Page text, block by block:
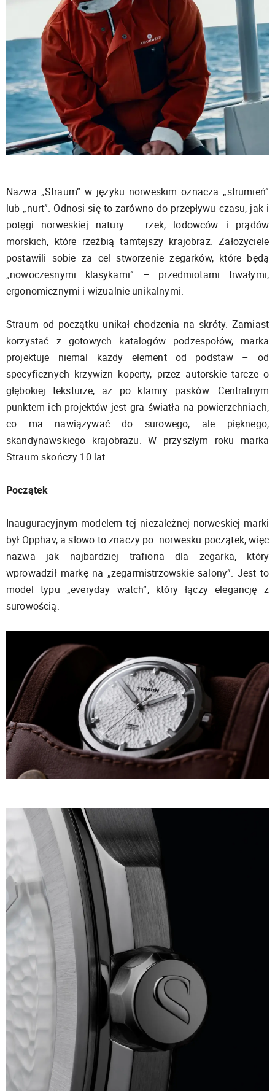
Nazwa „Straum” w języku norweskim oznacza „strumień”
lub „nurt”. Odnosi się to zarówno do przepływu czasu, jak i
potęgi norweskiej natury – rzek, lodowców i prądów
morskich, które rzeźbią tamtejszy krajobraz. Założyciele
postawili sobie za cel stworzenie zegarków, które będą
„nowoczesnymi klasykami” – przedmiotami trwałymi,
ergonomicznymi i wizualnie unikalnymi.
Straum od początku unikał chodzenia na skróty. Zamiast
korzystać z gotowych katalogów podzespołów, marka
projektuje niemal każdy element od podstaw – od
specyficznych krzywizn koperty, przez autorskie tarcze o
głębokiej teksturze, aż po klamry pasków. Centralnym
punktem ich projektów jest gra światła na powierzchniach,
co ma nawiązywać do surowego, ale pięknego,
skandynawskiego krajobrazu. W przyszłym roku marka
Straum skończy 10 lat.
Początek
Inauguracyjnym modelem tej niezależnej norweskiej marki
był Opphav, a słowo to znaczy po norwesku początek, więc
nazwa jak najbardziej trafiona dla zegarka, który
wprowadził markę na „zegarmistrzowskie salony”. Jest to
model typu „everyday watch”, który łączy elegancję z
surowością.